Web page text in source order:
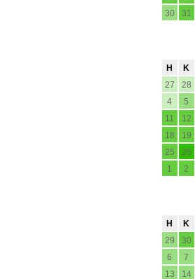
30
31
H K
27
28
4
5
11
12
18
19
25
26
1
2
H K
29
30
6
7
13
14